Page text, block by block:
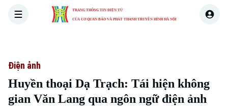
TRANG THÔNG TIN ĐIỆN TỬ
CỦA CƠ QUAN BÁO VÀ PHÁT THANH TRUYỀN HÌNH HÀ NỘI
Điện ảnh
Huyền thoại Dạ Trạch: Tái hiện không
gian Văn Lang qua ngôn ngữ điện ảnh